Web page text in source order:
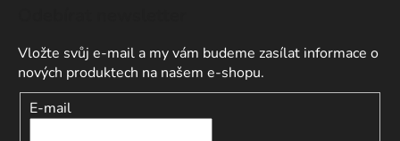
s
u
Vložte svůj e-mail a my vám budeme zasílat informace o
nových produktech na našem e-shopu.
E-mail